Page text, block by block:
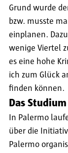
Grund wurde
bzw. musste
einplanen.
wenige Viertel
es eine hohe
ich zum Glück
finden können.
Das
In Palermo
über die
Palermo